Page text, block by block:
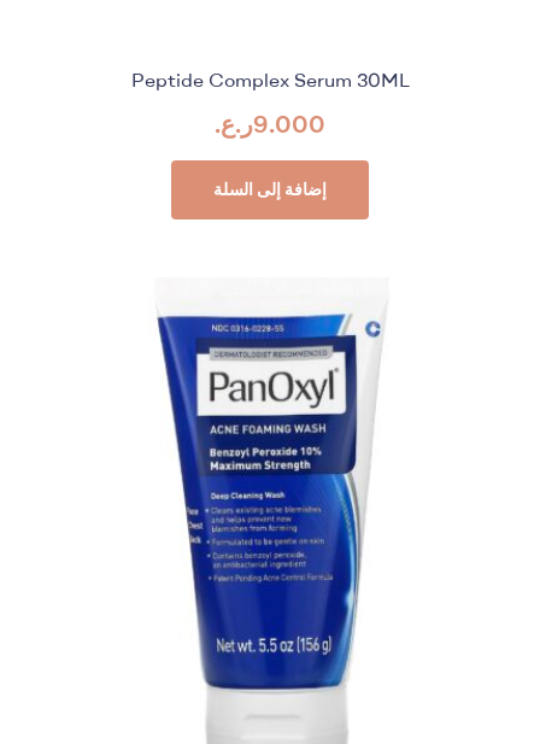
Peptide Complex Serum 30ML
9.000ر.ع.
إضافة إلى السلة